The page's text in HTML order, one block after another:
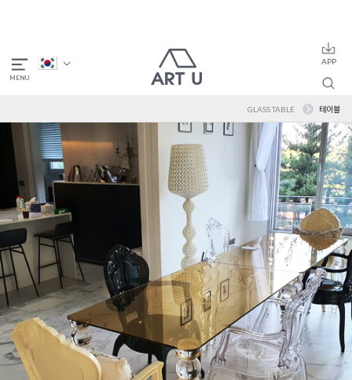
GLASS TABLE 테이블